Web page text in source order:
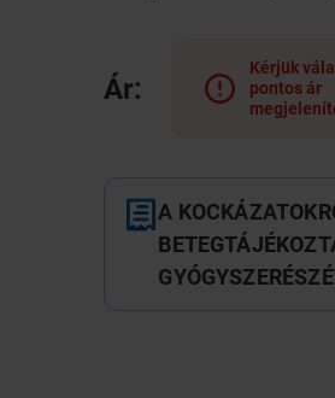
Ár:
Kérjük
pontos ár
A